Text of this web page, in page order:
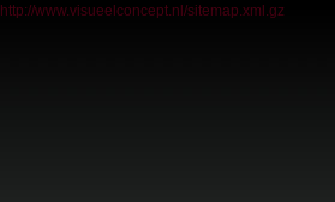
http://www.visueelconcept.nl/sitemap.xml.gz